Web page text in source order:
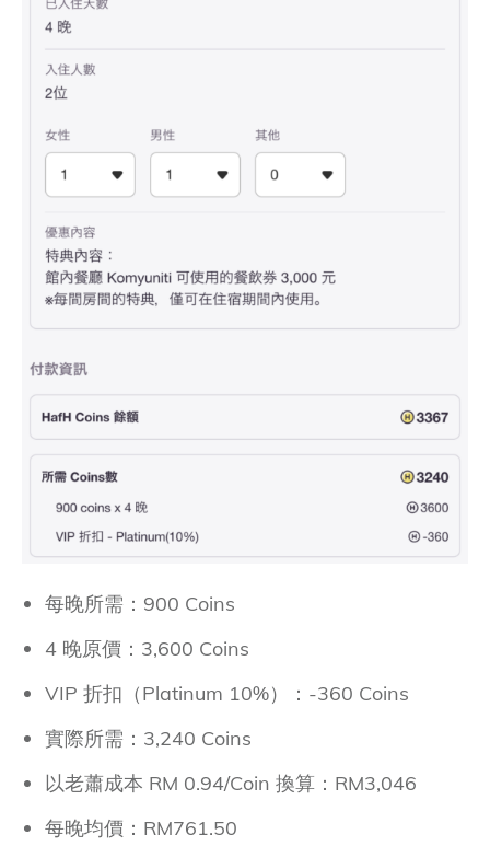
每晚所需：900 Coins
4 晚原價：3,600 Coins
VIP 折扣（Platinum 10%）：-360 Coins
實際所需：3,240 Coins
以老蕭成本 RM 0.94/Coin 換算：RM3,046
每晚均價：RM761.50